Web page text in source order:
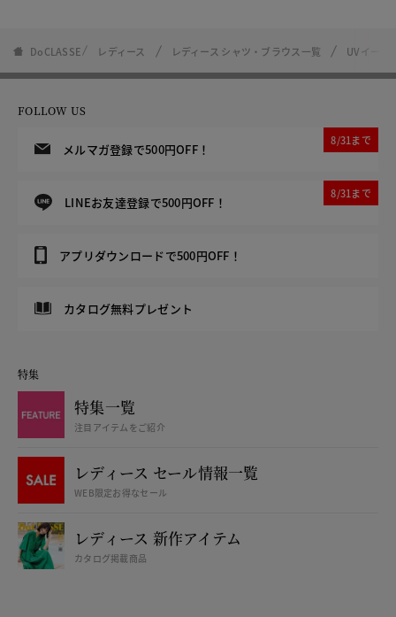
DoCLASSE レディース レディース シャツ・ブラウス一覧 UVイージ
FOLLOW US
メルマガ登録で500円OFF！
8/31まで
LINEお友達登録で500円OFF！
8/31まで
アプリダウンロードで500円OFF！
カタログ無料プレゼント
特集
特集一覧
注目アイテムをご紹介
レディース セール情報一覧
WEB限定お得なセール
レディース 新作アイテム
カタログ掲載商品